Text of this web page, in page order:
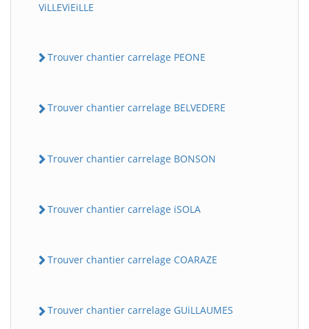
ViLLEViEiLLE
Trouver chantier carrelage PEONE
Trouver chantier carrelage BELVEDERE
Trouver chantier carrelage BONSON
Trouver chantier carrelage iSOLA
Trouver chantier carrelage COARAZE
Trouver chantier carrelage GUiLLAUMES